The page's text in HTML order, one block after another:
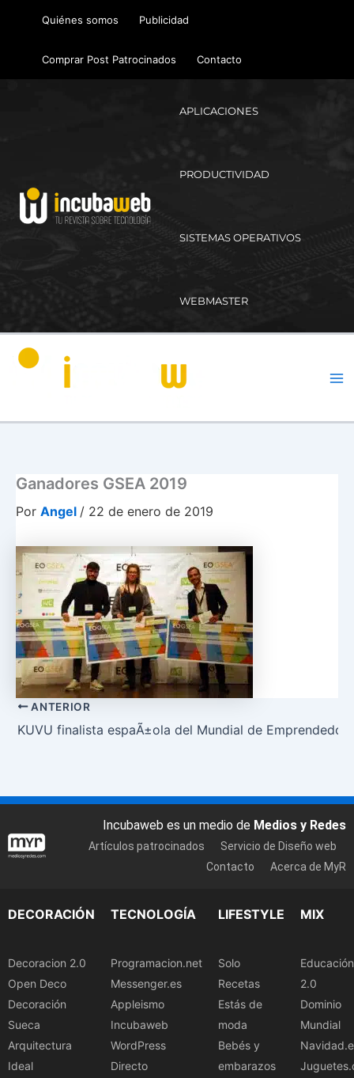
Quiénes somos Publicidad
Comprar Post Patrocinados Contacto
APLICACIONES
PRODUCTIVIDAD
SISTEMAS OPERATIVOS
WEBMASTER
Ganadores GSEA 2019
Por Angel / 22 de enero de 2019
ANTERIOR
KUVU finalista espaÃ±ola del Mundial de
Incubaweb es un medio de Medios y Redes
Artículos patrocinados
Servicio de Diseño web
Contacto
Acerca de MyR
DECORACIÓN
Decoracion 2.0
Open Deco
Decoración
Sueca
Arquitectura
Ideal
TECNOLOGÍA
Programacion.net
Messenger.es
Appleismo
Incubaweb
WordPress
Directo
LIFESTYLE
Solo
Recetas
Estás de
moda
Bebés y
embarazos
MIX
Educación
2.0
Dominio
Mundial